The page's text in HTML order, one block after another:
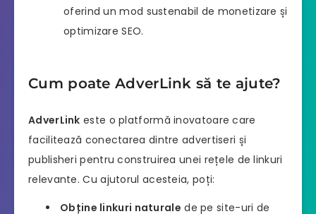
oferind un mod sustenabil de monetizare și
optimizare SEO.
Cum poate AdverLink să te ajute?
AdverLink este o platformă inovatoare care
facilitează conectarea dintre advertiseri și
publisheri pentru construirea unei rețele de linkuri
relevante. Cu ajutorul acesteia, poți:
Obține linkuri naturale de pe site-uri de